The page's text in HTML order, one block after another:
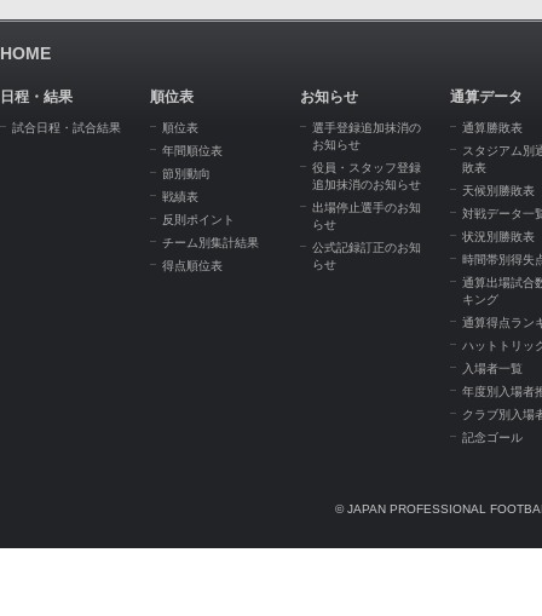
HOME
日程・結果
試合日程・試合結果
順位表
順位表
年間順位表
節別動向
戦績表
反則ポイント
チーム別集計結果
得点順位表
お知らせ
選手登録追加抹消の
お知らせ
役員・スタッフ登録
追加抹消のお知らせ
出場停止選手のお知
らせ
公式記録訂正のお知
らせ
通算データ
通算勝敗表
スタジアム別
敗表
天候別勝敗表
対戦データ一
状況別勝敗表
時間帯別得失
通算出場試合
キング
通算得点ラン
ハットトリッ
入場者一覧
年度別入場者
クラブ別入場
記念ゴール
© JAPAN PROFESSIONAL